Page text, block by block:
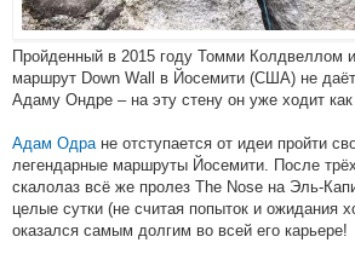
Пройденный в 2015 году Томми Колдвеллом
маршрут Down Wall в Йосемити (США) не
Адаму Ондре – на эту стену он уже ходит как
Адам Одране отступается от идеи пройти
легендарные маршруты Йосемити. После
скалолаз всё же пролез The Nose на Эль-
целые сутки (не считая попыток и ожидания
оказался самым долгим во всей его карьере!